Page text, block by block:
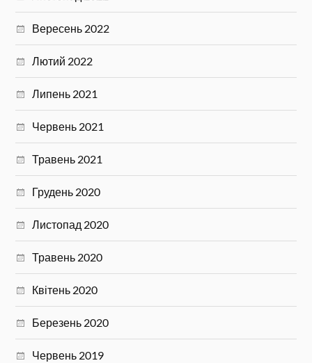
Вересень 2022
Лютий 2022
Липень 2021
Червень 2021
Травень 2021
Грудень 2020
Листопад 2020
Травень 2020
Квітень 2020
Березень 2020
Червень 2019